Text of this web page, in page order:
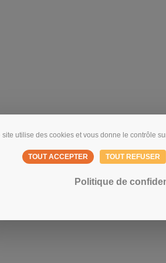
site utilise des cookies et vous donne le contrôle
TOUT ACCEPTER TOUT REFUSER
Politique de